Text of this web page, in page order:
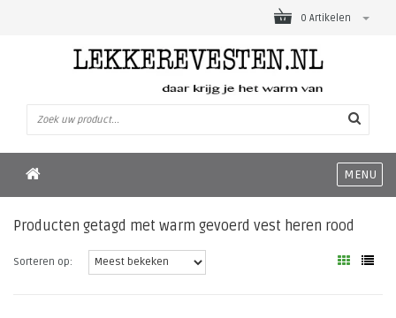
0 Artikelen
MENU
Producten getagd met warm gevoerd vest heren rood
Sorteren op: